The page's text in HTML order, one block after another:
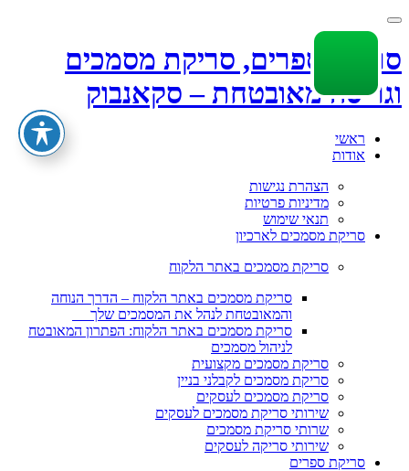
Toggle
navigation
סריקת ספרים, סריקת מסמכים
וגריסה מאובטחת – סקאנבוק
Skip
ראשי
אודות
הצהרת נגישות
מדיניות פרטיות
תנאי שימוש
סריקת מסמכים לארכיון
סריקת מסמכים באתר הלקוח
סריקת מסמכים באתר הלקוח – הדרך הנוחה
והמאובטחת לנהל את המסמכים שלך
סריקת מסמכים באתר הלקוח: הפתרון המאובטח
לניהול מסמכים
סריקת מסמכים מקצועית
סריקת מסמכים לקבלני בניין
סריקת מסמכים לעסקים
שירותי סריקת מסמכים לעסקים
שרותי סריקת מסמכים
שירותי סריקה לעסקים
סריקת ספרים